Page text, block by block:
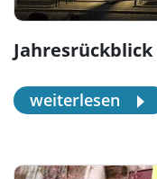
weiterlesen